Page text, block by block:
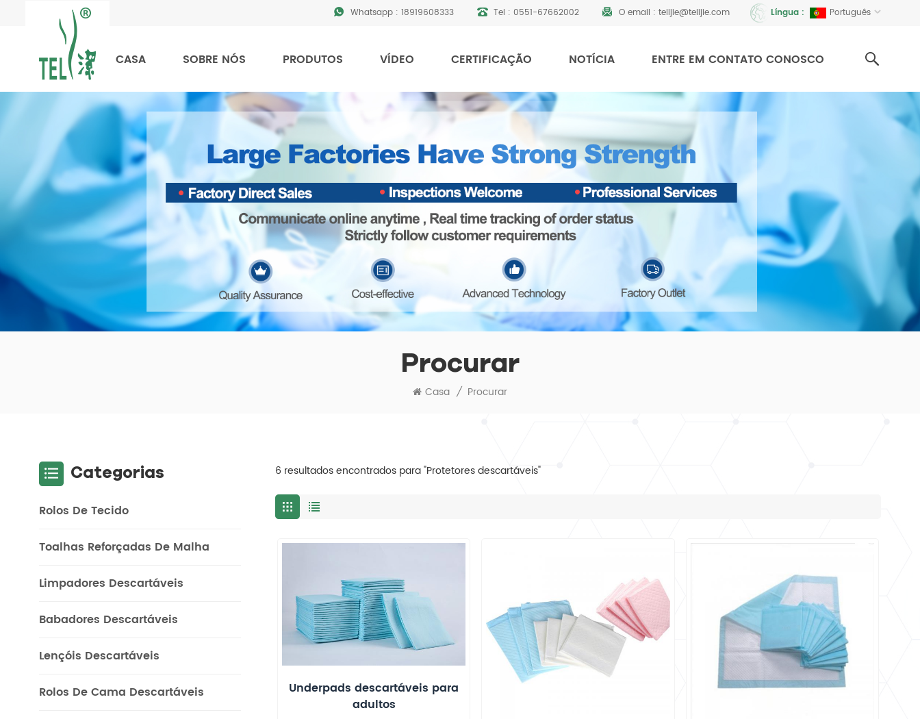
Língua : Português
Whatsapp : 18919608333 Tel : 0551-67662002 O email : telijie@telijie.com
CASA SOBRE NÓS PRODUTOS VÍDEO CERTIFICAÇÃO NOTÍCIA ENTRE EM CONTATO CONOSCO
Procurar
Casa / Procurar
6 resultados encontrados para "Protetores descartáveis"
Underpads descartáveis ​​para
adultos
Categorias
Rolos De Tecido
Toalhas Reforçadas De Malha
Limpadores Descartáveis
Babadores Descartáveis
Lençóis Descartáveis
Rolos De Cama Descartáveis